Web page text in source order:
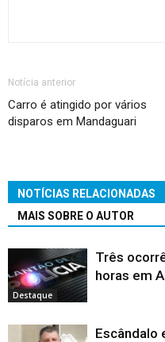
Notícia anterior
Carro é atingido por vários
disparos em Mandaguari
NOTÍCIAS RELACIONADAS
MAIS SOBRE O AUTOR
Destaque
Três
horas em
Escândalo